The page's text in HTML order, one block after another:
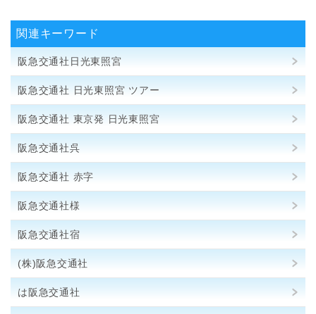
関連キーワード
阪急交通社日光東照宮
阪急交通社 日光東照宮 ツアー
阪急交通社 東京発 日光東照宮
阪急交通社呉
阪急交通社 赤字
阪急交通社様
阪急交通社宿
(株)阪急交通社
は阪急交通社